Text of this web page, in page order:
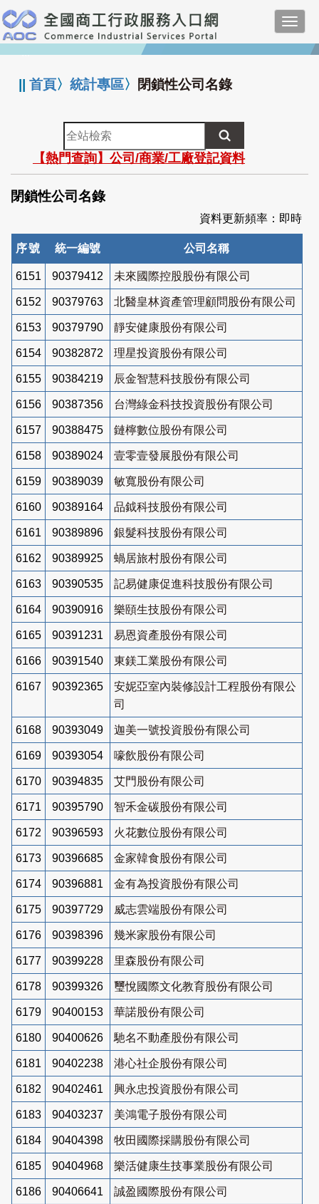
跳
到
主
要
:::
||首頁〉統計專區〉 閉鎖性公司名錄
全
站
檢
索
【熱門查詢】公司/商業/工廠登記資料
閉鎖性公司名錄
資料更新頻率：即時
序號 統一編號 公司名稱
6151 90379412 未來國際控股股份有限公司
6152 90379763 北醫皇林資產管理顧問股份有限公司
6153 90379790 靜安健康股份有限公司
6154 90382872 理星投資股份有限公司
6155 90384219 辰金智慧科技股份有限公司
6156 90387356 台灣綠金科技投資股份有限公司
6157 90388475 鏈檸數位股份有限公司
6158 90389024 壹零壹發展股份有限公司
6159 90389039 敏寬股份有限公司
6160 90389164 品鉞科技股份有限公司
6161 90389896 銀髮科技股份有限公司
6162 90389925 蝸居旅村股份有限公司
6163 90390535 記易健康促進科技股份有限公司
6164 90390916 樂頤生技股份有限公司
6165 90391231 易恩資產股份有限公司
6166 90391540 東鎂工業股份有限公司
6167 90392365
安妮亞室內裝修設計工程股份有限公
司
6168 90393049 迦美一號投資股份有限公司
6169 90393054 嚎飲股份有限公司
6170 90394835 艾門股份有限公司
6171 90395790 智禾金碳股份有限公司
6172 90396593 火花數位股份有限公司
6173 90396685 金家韓食股份有限公司
6174 90396881 金有為投資股份有限公司
6175 90397729 威志雲端股份有限公司
6176 90398396 幾米家股份有限公司
6177 90399228 里森股份有限公司
6178 90399326 璽悅國際文化教育股份有限公司
6179 90400153 華諾股份有限公司
6180 90400626 馳名不動產股份有限公司
6181 90402238 港心社企股份有限公司
6182 90402461 興永忠投資股份有限公司
6183 90403237 美鴻電子股份有限公司
6184 90404398 牧田國際採購股份有限公司
6185 90404968 樂活健康生技事業股份有限公司
6186 90406641 誠盈國際股份有限公司